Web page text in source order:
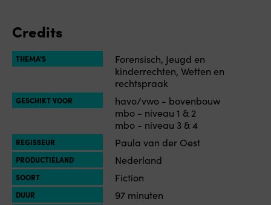
Credits
THEMA'S
Forensisch, Jeugd en
kinderrechten, Wetten en
rechtspraak
GESCHIKT VOOR
havo/vwo - bovenbouw
mbo - niveau 1 & 2
mbo - niveau 3 & 4
REGISSEUR Paula van der Oest
PRODUCTIELAND Nederland
SOORT Fiction
DUUR 97 minuten